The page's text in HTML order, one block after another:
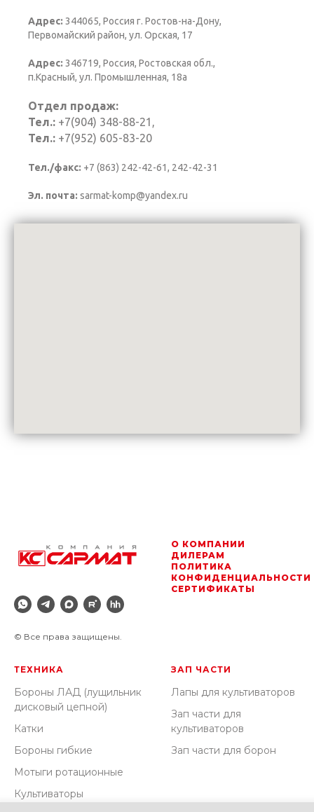
Адрес: 344065, Россия г. Ростов-на-Дону,
Первомайский район, ул. Орская, 17
Адрес: 346719, Россия, Ростовская обл.,
п.Красный, ул. Промышленная, 18а
Отдел продаж:
Тел.: +7(904) 348-88-21
Тел.: +7(952) 605-83-20
Тел./факс: +7 (863) 242-42-61, 242-42-31
Эл. почта: sarmat-komp@yandex.ru
© Все права защищены.
О КОМПАНИИ
ДИЛЕРАМ
ПОЛИТИКА
КОНФИДЕНЦИАЛЬНОСТИ
СЕРТИФИКАТЫ
ТЕХНИКА
Бороны ЛАД (лущильник
дисковый цепной)
Катки
Бороны гибкие
Мотыги ротационные
Культиваторы
ЗАП ЧАСТИ
Лапы для культиваторов
Зап части для
культиваторов
Зап части для борон